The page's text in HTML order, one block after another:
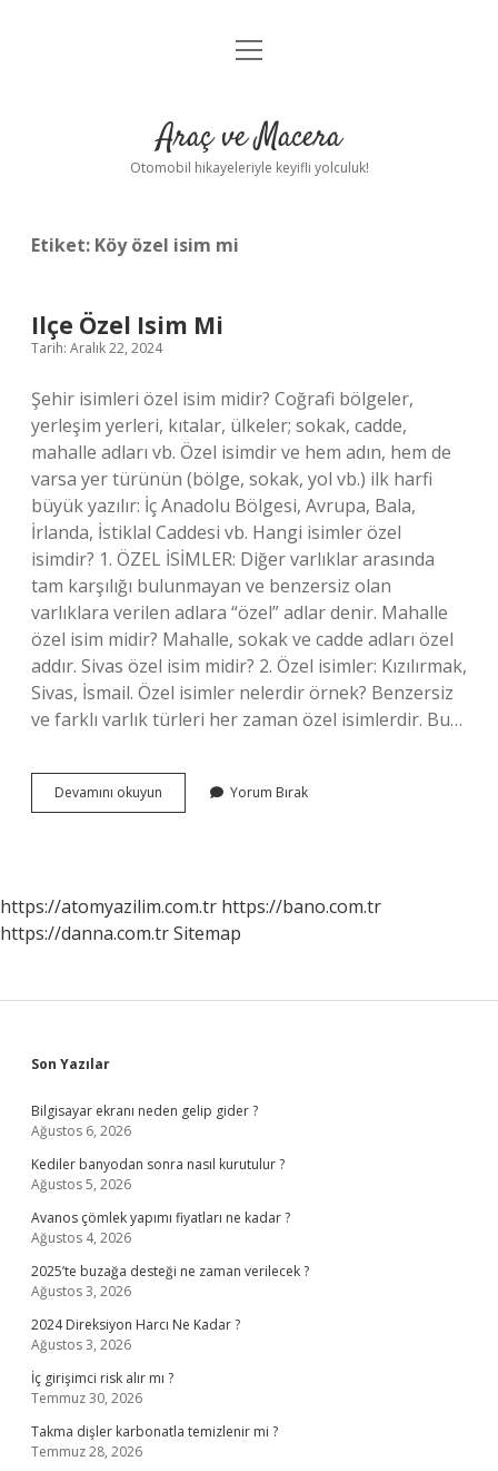
Anasayfa
Yasal Uyarı
menüyü
Araç ve Macera
Otomobil hikayeleriyle keyifli yolculuk!
Etiket: Köy özel isim mi
Ilçe Özel Isim Mi
Tarih: Aralık 22, 2024
Şehir isimleri özel isim midir? Coğrafi bölgeler,
yerleşim yerleri, kıtalar, ülkeler; sokak, cadde,
mahalle adları vb. Özel isimdir ve hem adın, hem de
varsa yer türünün (bölge, sokak, yol vb.) ilk harfi
büyük yazılır: İç Anadolu Bölgesi, Avrupa, Bala,
İrlanda, İstiklal Caddesi vb. Hangi isimler özel
isimdir? 1. ÖZEL İSİMLER: Diğer varlıklar arasında
tam karşılığı bulunmayan ve benzersiz olan
varlıklara verilen adlara “özel” adlar denir. Mahalle
özel isim midir? Mahalle, sokak ve cadde adları özel
addır. Sivas özel isim midir? 2. Özel isimler: Kızılırmak,
Sivas, İsmail. Özel isimler nelerdir örnek? Benzersiz
ve farklı varlık türleri her zaman özel isimlerdir. Bu…
Devamını okuyun
Özel
Yorum Bırak
https://atomyazilim.com.tr https://bano.com.tr
https://danna.com.trSitemap
Sidebar
Son Yazılar
Bilgisayar ekranı neden gelip gider ?
Ağustos 6, 2026
Kediler banyodan sonra nasıl kurutulur ?
Ağustos 5, 2026
Avanos çömlek yapımı fiyatları ne kadar ?
Ağustos 4, 2026
2025’te buzağa desteği ne zaman verilecek ?
Ağustos 3, 2026
2024 Direksiyon Harcı Ne Kadar ?
Ağustos 3, 2026
İç girişimci risk alır mı ?
Temmuz 30, 2026
Takma dişler karbonatla temizlenir mi ?
Temmuz 28, 2026